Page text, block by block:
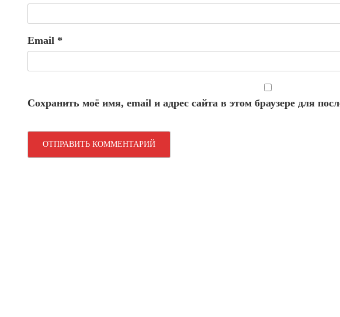
Email *
Сохранить моё имя, email и адрес сайта в этом браузере для